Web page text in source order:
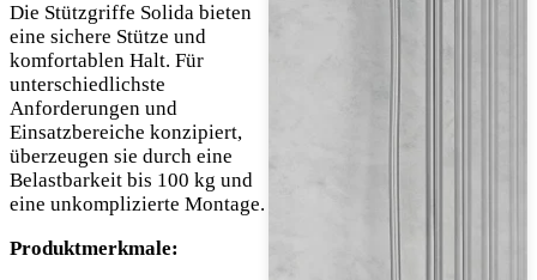
Die Stützgriffe Solida bieten
eine sichere Stütze und
komfortablen Halt. Für
unterschiedlichste
Anforderungen und
Einsatzbereiche konzipiert,
überzeugen sie durch eine
Belastbarkeit bis 100 kg und
eine unkomplizierte Montage.
Produktmerkmale: